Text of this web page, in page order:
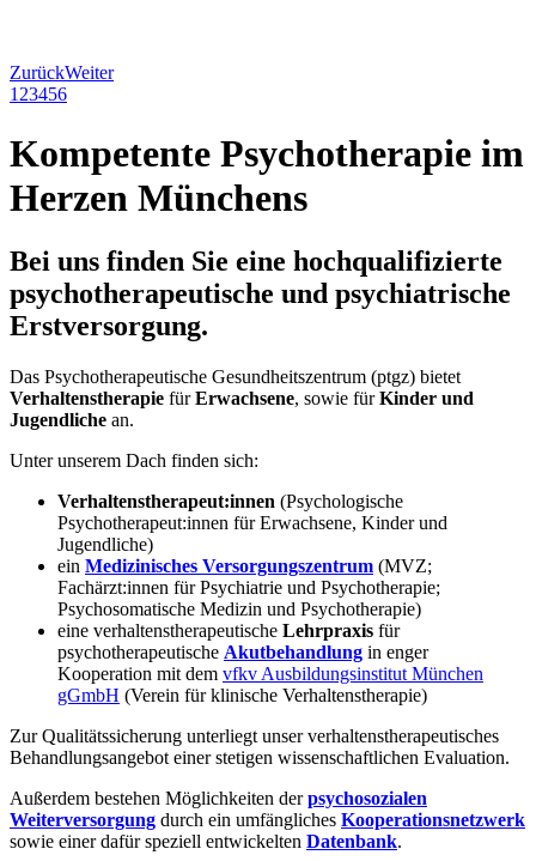
ZurückWeiter
1 23456
Kompetente Psychotherapie im
Herzen Münchens
Bei uns finden Sie eine hochqualifizierte
psychotherapeutische und psychiatrische
Erstversorgung.
Das Psychotherapeutische Gesundheitszentrum (ptgz) bietet
Verhaltenstherapie fürErwachsene, sowie fürKinder und
Jugendliche an.
Unter unserem Dach finden sich:
Verhaltenstherapeut:innen (Psychologische
Psychotherapeut:innen für Erwachsene, Kinder und
Jugendliche)
ein Medizinisches Versorgungszentrum (MVZ;
Fachärzt:innen für Psychiatrie und Psychotherapie;
Psychosomatische Medizin und Psychotherapie)
eine verhaltenstherapeutische Lehrpraxis für
psychotherapeutische Akutbehandlung in enger
Kooperation mit dem vfkv Ausbildungsinstitut München
gGmbH (Verein für klinische Verhaltenstherapie)
Zur Qualitätssicherung unterliegt unser verhaltenstherapeutisches
Behandlungsangebot einer stetigen wissenschaftlichen Evaluation.
Außerdem bestehen Möglichkeiten derpsychosozialen
Weiterversorgung durch ein umfängliches Kooperationsnetzwerk
sowie einer dafür speziell entwickelten Datenbank.